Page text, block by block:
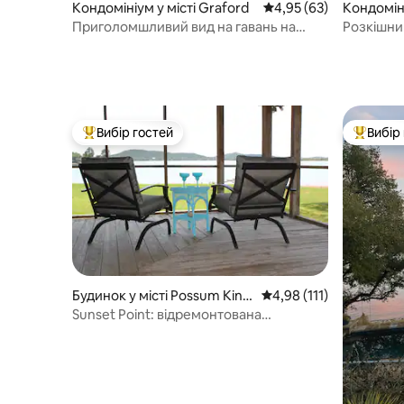
Кондомініум у місті Graford Середня оцінка: 4,95
4,95 (63)
Приголомшливий вид на гавань на
Топ вибір гостей
Вибір гостей
Будинок у місті Possum King
dom Lake
Середня оцінка: 4,98 з
4,98 (111)
Sunset Point: відремонтована
Топ